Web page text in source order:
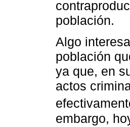
población.
Algo
población
ya que, en
actos
embargo,